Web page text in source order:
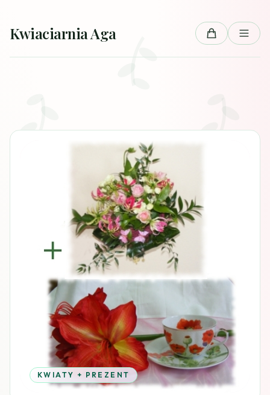
Kwiaciarnia Aga Koszyk
KWIATY + PREZENT